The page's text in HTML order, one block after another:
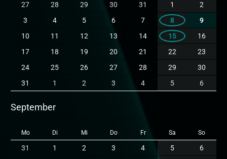
27 28 29 30 31 1
2
3
4 5 6 7 8
9
10
11 12 13 14 15
16
17
18 19 20 21 22
23
24
25 26 27 28 29
30
31
1 2 3 4 5 6
September
Mo Di Mi Do Fr Sa So
31 1 2 3 4 5
6